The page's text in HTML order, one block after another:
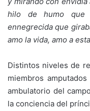
hilo de humo que
ennegrecida que
amo la vida, amo a
Distintos niveles de
miembros
ambulatorio del
la conciencia del